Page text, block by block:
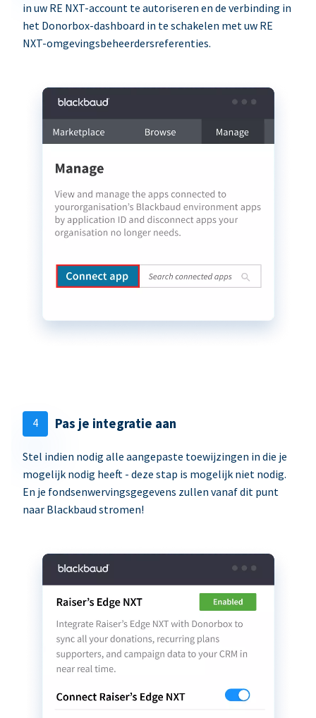
in uw RE NXT-account te autoriseren en de verbinding in
het Donorbox-dashboard in te schakelen met uw RE
NXT-omgevingsbeheerdersreferenties.
4 Pas je integratie aan
Stel indien nodig alle aangepaste toewijzingen in die je
mogelijk nodig heeft - deze stap is mogelijk niet nodig.
En je fondsenwervingsgegevens zullen vanaf dit punt
naar Blackbaud stromen!